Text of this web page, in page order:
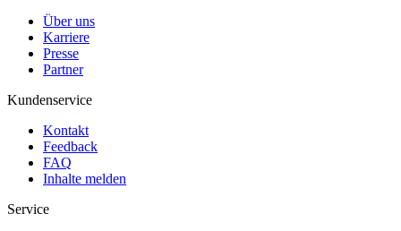
Über uns
Karriere
Presse
Partner
Kundenservice
Kontakt
Feedback
FAQ
Inhalte melden
Service